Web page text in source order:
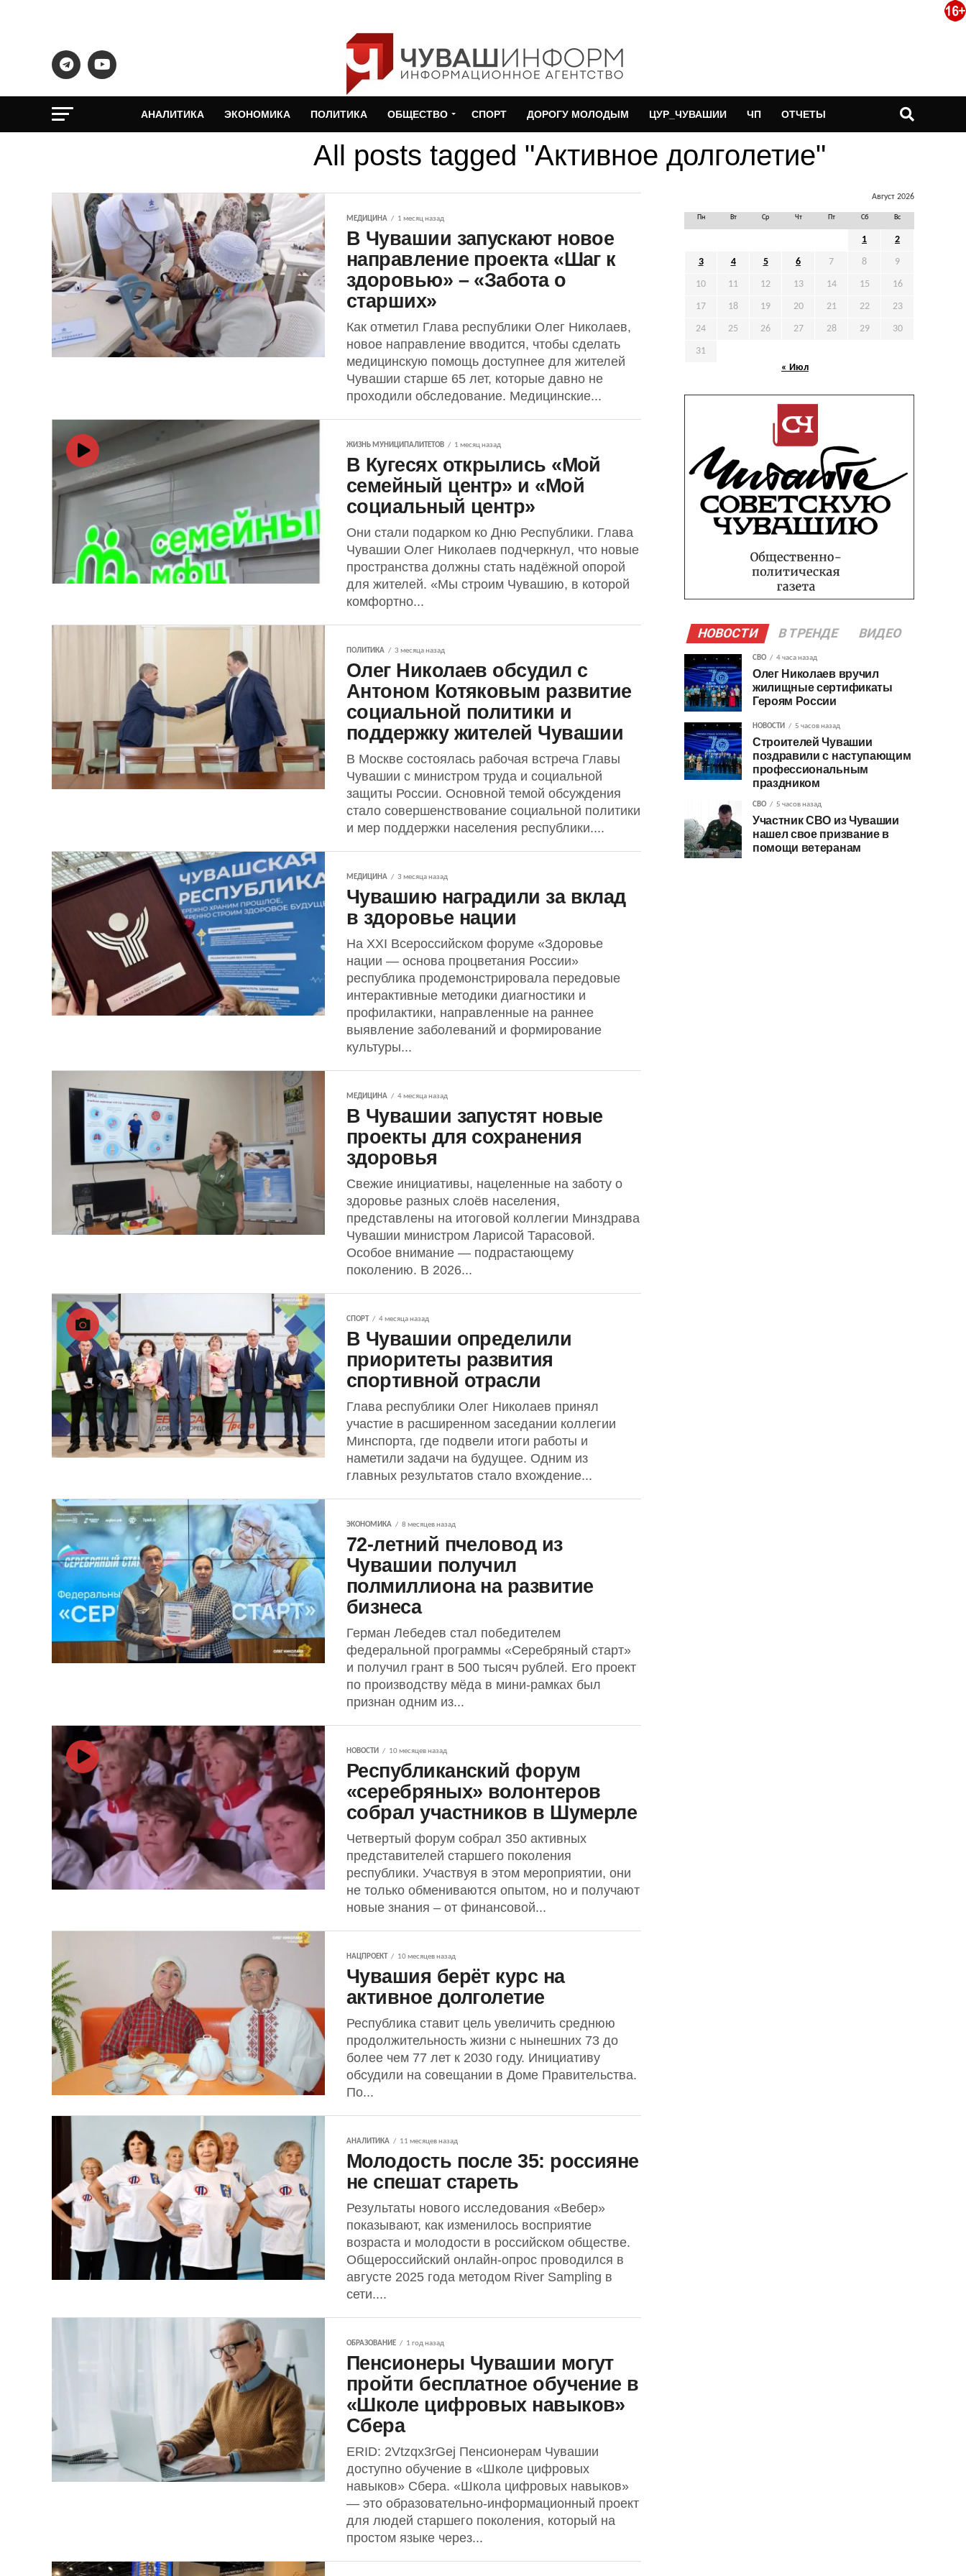
АНАЛИТИКА ЭКОНОМИКА ПОЛИТИКА ОБЩЕСТВО СПОРТ ДОРОГУ МОЛОДЫМ ЦУР_ЧУВАШИИ ЧП ОТЧЕТЫ
All posts tagged "Активное долголетие"
МЕДИЦИНА 1 месяц назад
В Чувашии запускают новое
направление проекта «Шаг к
здоровью» – «Забота о
старших»
Как отметил Глава республики Олег Николаев,
новое направление вводится, чтобы сделать
медицинскую помощь доступнее для жителей
Чувашии старше 65 лет, которые давно не
проходили обследование. Медицинские...
ЖИЗНЬ МУНИЦИПАЛИТЕТОВ 1 месяц назад
В Кугесях открылись «Мой
семейный центр» и «Мой
социальный центр»
Они стали подарком ко Дню Республики. Глава
Чувашии Олег Николаев подчеркнул, что новые
пространства должны стать надёжной опорой
для жителей. «Мы строим Чувашию, в которой
комфортно...
ПОЛИТИКА 3 месяца назад
Олег Николаев обсудил с
Антоном Котяковым развитие
социальной политики и
поддержку жителей Чувашии
В Москве состоялась рабочая встреча Главы
Чувашии с министром труда и социальной
защиты России. Основной темой обсуждения
стало совершенствование социальной политики
и мер поддержки населения республики....
МЕДИЦИНА 3 месяца назад
Чувашию наградили за вклад
в здоровье нации
На XXI Всероссийском форуме «Здоровье
нации — основа процветания России»
республика продемонстрировала передовые
интерактивные методики диагностики и
профилактики, направленные на раннее
выявление заболеваний и формирование
культуры...
МЕДИЦИНА 4 месяца назад
В Чувашии запустят новые
проекты для сохранения
здоровья
Свежие инициативы, нацеленные на заботу о
здоровье разных слоёв населения,
представлены на итоговой коллегии Минздрава
Чувашии министром Ларисой Тарасовой.
Особое внимание — подрастающему
поколению. В 2026...
СПОРТ 4 месяца назад
В Чувашии определили
приоритеты развития
спортивной отрасли
Глава республики Олег Николаев принял
участие в расширенном заседании коллегии
Минспорта, где подвели итоги работы и
наметили задачи на будущее. Одним из
главных результатов стало вхождение...
ЭКОНОМИКА 8 месяцев назад
72-летний пчеловод из
Чувашии получил
полмиллиона на развитие
бизнеса
Герман Лебедев стал победителем
федеральной программы «Серебряный старт»
и получил грант в 500 тысяч рублей. Его проект
по производству мёда в мини-рамках был
признан одним из...
НОВОСТИ 10 месяцев назад
Республиканский форум
«серебряных» волонтеров
собрал участников в Шумерле
Четвертый форум собрал 350 активных
представителей старшего поколения
республики. Участвуя в этом мероприятии, они
не только обмениваются опытом, но и получают
новые знания – от финансовой...
НАЦПРОЕКТ 10 месяцев назад
Чувашия берёт курс на
активное долголетие
Республика ставит цель увеличить среднюю
продолжительность жизни с нынешних 73 до
более чем 77 лет к 2030 году. Инициативу
обсудили на совещании в Доме Правительства.
По...
АНАЛИТИКА 11 месяцев назад
Молодость после 35: россияне
не спешат стареть
Результаты нового исследования «Вебер»
показывают, как изменилось восприятие
возраста и молодости в российском обществе.
Общероссийский онлайн-опрос проводился в
августе 2025 года методом River Sampling в
сети....
ОБРАЗОВАНИЕ 1 год назад
Пенсионеры Чувашии могут
пройти бесплатное обучение в
«Школе цифровых навыков»
Сбера
ERID: 2Vtzqx3rGej Пенсионерам Чувашии
доступно обучение в «Школе цифровых
навыков» Сбера. «Школа цифровых навыков»
— это образовательно-информационный проект
для людей старшего поколения, который на
простом языке через...
Август 2026
Пн Вт Ср Чт Пт Сб Вс
1 2
3 4 5 6 7 8 9
10 11 12 13 14 15 16
17 18 19 20 21 22 23
24 25 26 27 28 29 30
31
« Июл
НОВОСТИ В ТРЕНДЕ ВИДЕО
СВО 4 часа назад
Олег Николаев вручил
жилищные сертификаты
Героям России
НОВОСТИ 5 часов назад
Строителей Чувашии
поздравили с наступающим
профессиональным
праздником
СВО 5 часов назад
Участник СВО из Чувашии
нашел свое призвание в
помощи ветеранам